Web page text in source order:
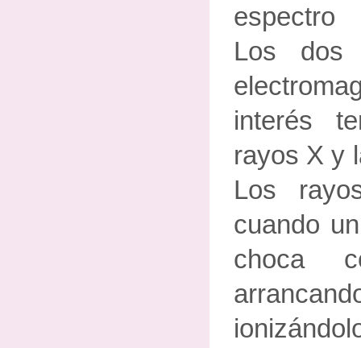
espectro
Los dos
interés
rayos X y
Los
cuando
choca